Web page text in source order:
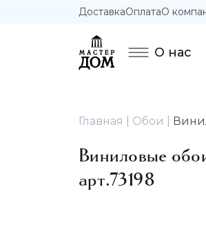
ДоставкаОплатаО
О нас
Главная Обои
Виниловые
арт.73198